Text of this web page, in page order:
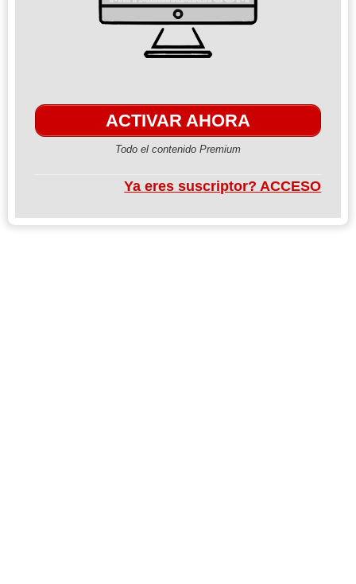
ACTIVAR AHORA
Todo el contenido Premium
Ya eres suscriptor? ACCESO